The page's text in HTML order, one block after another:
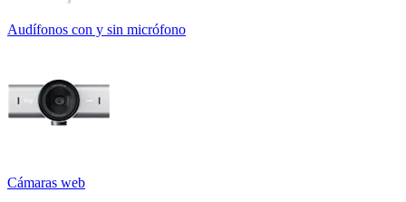
Audífonos con y sin micrófono
Cámaras web